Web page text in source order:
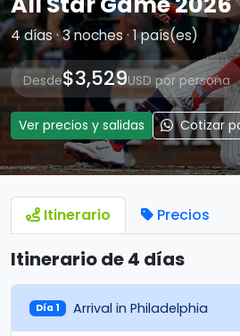
4 días · 3 noches · 1 país(es)
Desde$3,529USD por persona
Ver precios y salidas Cotizar
Itinerario Precios
Itinerario de 4 días
Día 1 Arrival in Philadelphia